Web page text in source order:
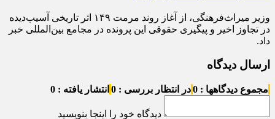
وزیر میراث‌فرهنگی، از آغاز روند مرمت ۱۴۹ اثر تاریخی آسیب‌دیده
در تجاوز اخیر و پیگیری حقوقی این پرونده در مجامع بین‌المللی خبر
داد.
ارسال دیدگاه
مجموع دیدگاهها : 0 در انتظار بررسی : 0 انتشار یافته : 0
دیدگاه خود را اینجا بنویسید